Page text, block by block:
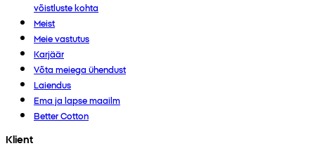
võistluste kohta
Meist
Meie vastutus
Karjäär
Võta meiega ühendust
Laiendus
Ema ja lapse maailm
Better Cotton
Klient